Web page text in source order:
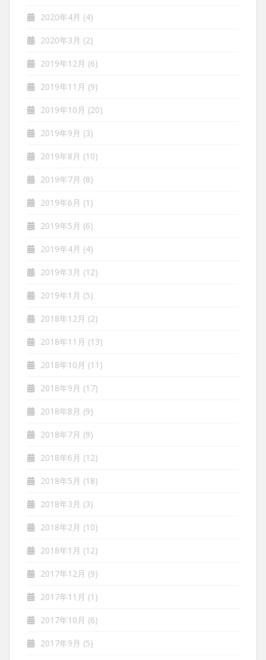
2020年4月 (4)
2020年3月 (2)
2019年12月 (6)
2019年11月 (9)
2019年10月 (20)
2019年9月 (3)
2019年8月 (10)
2019年7月 (8)
2019年6月 (1)
2019年5月 (6)
2019年4月 (4)
2019年3月 (12)
2019年1月 (5)
2018年12月 (2)
2018年11月 (13)
2018年10月 (11)
2018年9月 (17)
2018年8月 (9)
2018年7月 (9)
2018年6月 (12)
2018年5月 (18)
2018年3月 (3)
2018年2月 (10)
2018年1月 (12)
2017年12月 (9)
2017年11月 (1)
2017年10月 (6)
2017年9月 (5)